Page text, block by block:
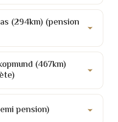
(294km) (pension
(467km)
pension)